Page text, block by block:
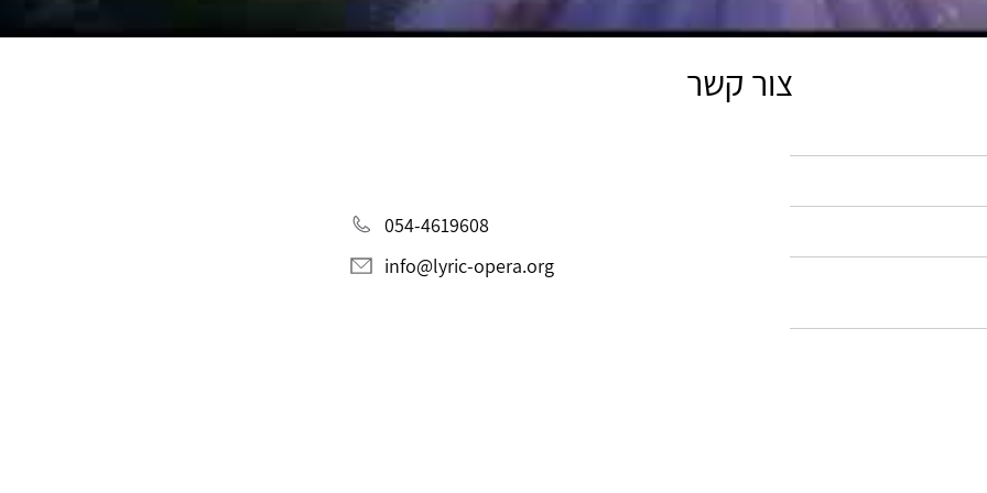
צור קשר
054-4619608
info@lyric-opera.org